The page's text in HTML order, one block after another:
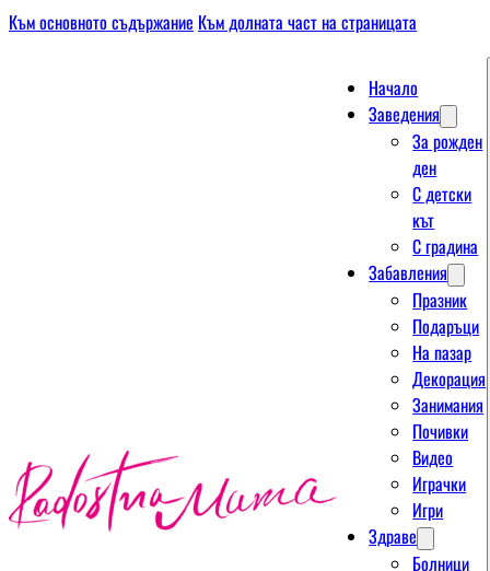
Към основното съдържание Към долната част на страницата
Начало
Заведения
За рожден
ден
С детски
кът
С градина
Забавления
Празник
Подаръци
На пазар
Декорация
Занимания
Почивки
Видео
Играчки
Игри
Здраве
Болници